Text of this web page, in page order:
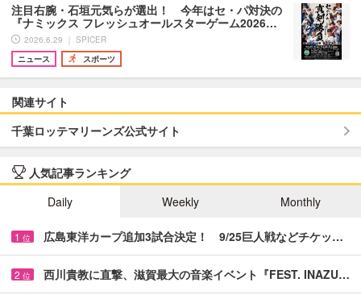
注目右腕・石垣元気らが選出！ 今年はセ・パ対決の
『ナミックス フレッシュオールスターゲーム2026…
2026.6.29 ｜ SPICER
ニュース
スポーツ
関連サイト
千葉ロッテマリーンズ公式サイト
人気記事ランキング
Daily
Weekly Monthly
1 位 広島東洋カープ追加3試合決定！ 9/25巨人戦などチケッ…
2 位 西川貴教に直撃、滋賀最大の音楽イベント『FEST. INAZU…